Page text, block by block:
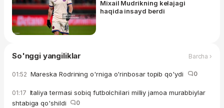
Mixail Mudrikning kelajagi
haqida insayd berdi
So'nggi yangiliklar Barcha ›
01:52 Mareska Rodrining o'rniga o'rinbosar topib qo'ydi 0
01:17 Italiya termasi sobiq futbolchilari milliy jamoa murabbiylar
shtabiga qo'shildi
0